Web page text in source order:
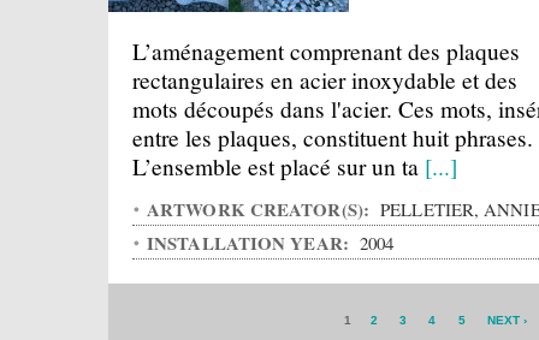
L’aménagement comprenant des plaques
rectangulaires en acier inoxydable et des
mots découpés dans l'acier. Ces mots,
entre les plaques, constituent huit phrases.
L’ensemble est placé sur un ta [...]
ARTWORK CREATOR(S): PELLETIER,
INSTALLATION YEAR: 2004
1 2 3 4 5 NEXT ›